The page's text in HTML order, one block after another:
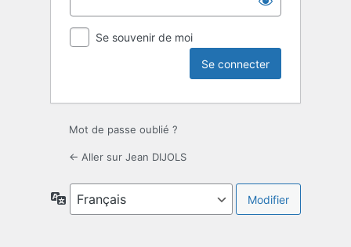
Se souvenir de moi
Mot de passe oublié ?
← Aller sur Jean DIJOLS
Langue